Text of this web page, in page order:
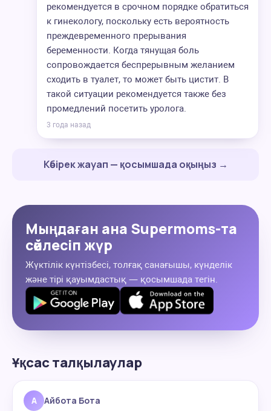
рекомендуется в срочном порядке обратиться
к гинекологу, поскольку есть вероятность
преждевременного прерывания
беременности. Когда тянущая боль
сопровождается беспрерывным желанием
сходить в туалет, то может быть цистит. В
такой ситуации рекомендуется также без
промедлений посетить уролога.
3 года назад
Көбірек жауап — қосымшада оқыңыз →
Мыңдаған ана Supermoms-та
сөйлесіп жүр
Жүктілік күнтізбесі, толғақ санағышы, күнделік
және тірі қауымдастық — қосымшада тегін.
Ұқсас талқылаулар
А Айбота Бота